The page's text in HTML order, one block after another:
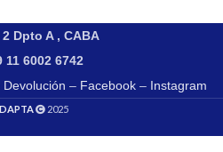
Dpto A , CABA
11 6002 6742
Devolución – Facebook– Instagram
2025